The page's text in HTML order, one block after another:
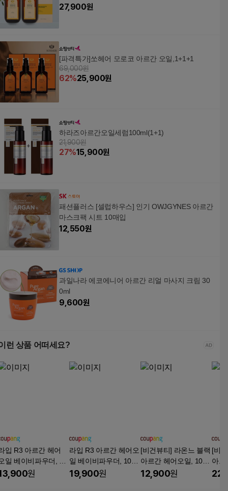
27,900원
[파격특가]쏘헤어 모로코 아르간 오일,1+1+1
69,000원
62%25,900원
하라즈아르간오일세럼100ml(1+1)
21,900원
27%15,900원
패션플러스 [셀럽하우스] 인기 OWJGYNES 아르간
마스크팩 시트 10매입
12,550원
과일나라 에코에니어 아르간 리얼 마사지 크림 30
0ml
9,600원
런 상품 어떠세요?
입 R3 아르간 헤어
일 베이비파우더, 10
2개 원
라입 R3 아르간 헤어오
일 베이비파우더, 100
ml, 3개
19,900원
[비건뷰티] 라온느 블랙
아르간 헤어오일, 100
ml, 2개
12,900원
[비
아르
ml,